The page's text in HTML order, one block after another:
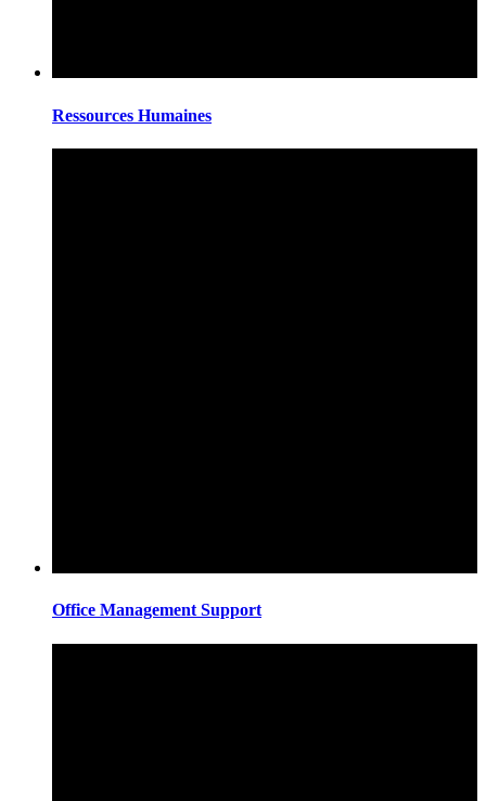
Ressources Humaines
Office Management Support